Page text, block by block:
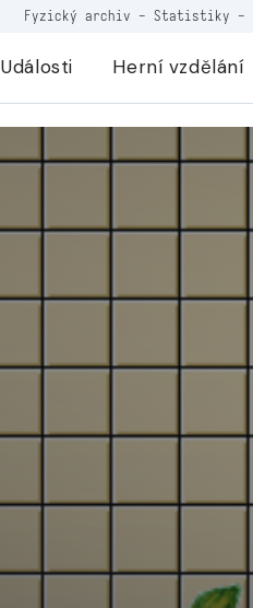
Fyzický archiv - Statistiky -
Události Herní vzdělání